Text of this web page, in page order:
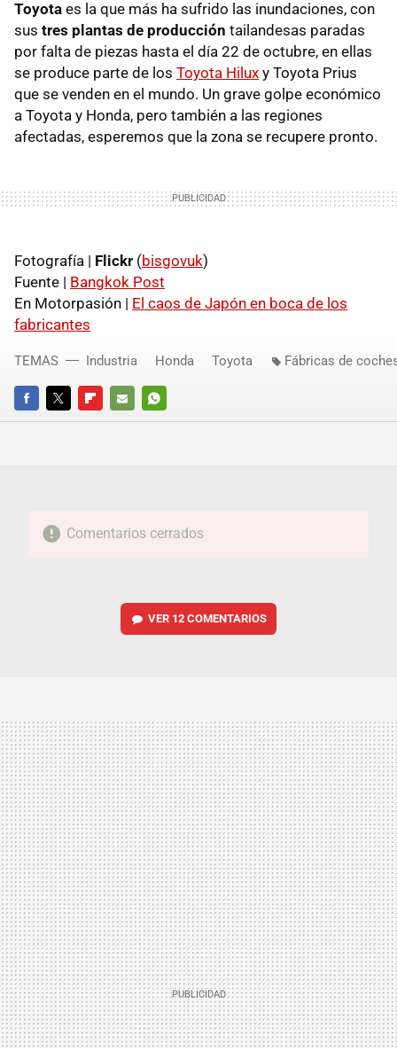
Toyota es la que más ha sufrido las inundaciones, con
sus tres plantas de producción tailandesas paradas
por falta de piezas hasta el día 22 de octubre, en ellas
se produce parte de los Toyota Hilux y Toyota Prius
que se venden en el mundo. Un grave golpe económico
a Toyota y Honda, pero también a las regiones
afectadas, esperemos que la zona se recupere pronto.
Fotografía | Flickr (bisgovuk)
Fuente | Bangkok Post
En Motorpasión | El caos de Japón en boca de los
fabricantes
FACEBOOKTWITTERFLIPBOARD
E-
WHATSAPP
TEMAS Industria Honda Toyota Fábricas de
Comentarios cerrados
VER 12 COMENTARIOS